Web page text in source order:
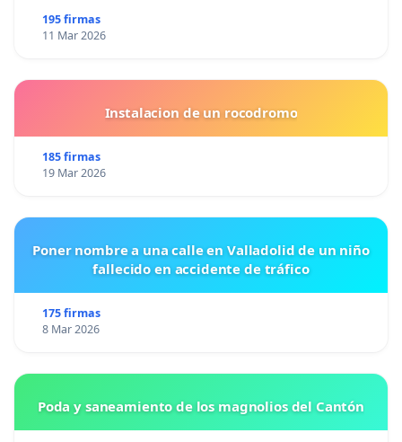
195 firmas
11 Mar 2026
Instalacion de un rocodromo
185 firmas
19 Mar 2026
Poner nombre a una calle en Valladolid de un niño
fallecido en accidente de tráfico
175 firmas
8 Mar 2026
Poda y saneamiento de los magnolios del Cantón